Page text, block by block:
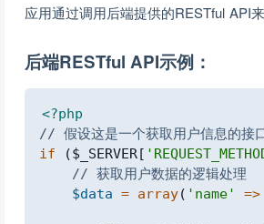
应用通过调用后端提供的RESTful API来
后端RESTful API示例：
<?php
// 假设这是一个获取用户信息的接
if
($_SERVER[
// 获取用户数据的逻辑处理
$data = array( 'name' =>